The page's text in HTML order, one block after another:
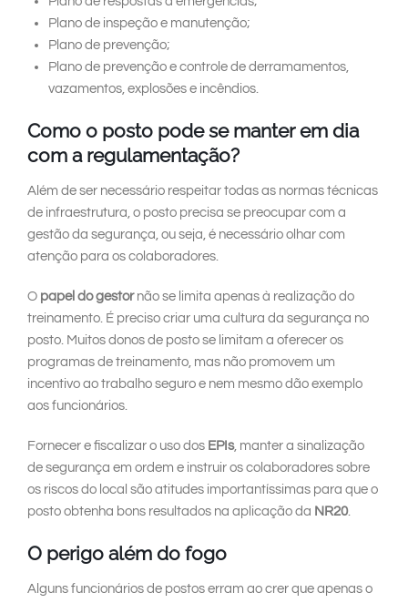
Plano de inspeção e manutenção;
Plano de prevenção;
Plano de prevenção e controle de derramamentos,
vazamentos, explosões e incêndios.
Como o posto pode se manter em dia
com a regulamentação?
Além de ser necessário respeitar todas as normas técnicas
de infraestrutura, o posto precisa se preocupar com a
gestão da segurança, ou seja, é necessário olhar com
atenção para os colaboradores.
O papel do gestornão se limita apenas à realização do
treinamento. É preciso criar uma cultura da segurança no
posto. Muitos donos de posto se limitam a oferecer os
programas de treinamento, mas não promovem um
incentivo ao trabalho seguro e nem mesmo dão exemplo
aos funcionários.
Fornecer e fiscalizar o uso dos EPIs, manter a sinalização
de segurança em ordem e instruir os colaboradores sobre
os riscos do local são atitudes importantíssimas para que o
posto obtenha bons resultados na aplicação da NR20.
O perigo além do fogo
Alguns funcionários de postos erram ao crer que apenas o